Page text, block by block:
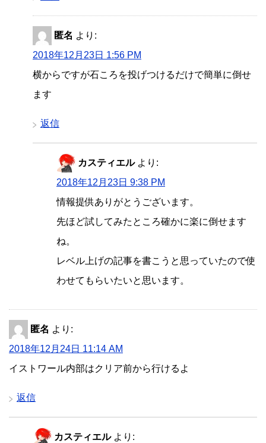
匿名 より:
2018年12月23日 1:56 PM
横からですが石ころを投げつけるだけで簡単に倒せ
ます
返信
カスティエル より:
2018年12月23日 9:38 PM
情報提供ありがとうございます。
先ほど試してみたところ確かに楽に倒せます
ね。
レベル上げの記事を書こうと思っていたので使
わせてもらいたいと思います。
匿名 より:
2018年12月24日 11:14 AM
イストワール内部はクリア前から行けるよ
返信
カスティエル より: